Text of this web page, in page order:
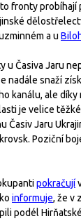
fronty probíhají
a u
u Časiva Jaru
nadále snaží
kanálu, ale
je velice
Časiv Jaru
Poziční
pokračují
informuje, že v
podél